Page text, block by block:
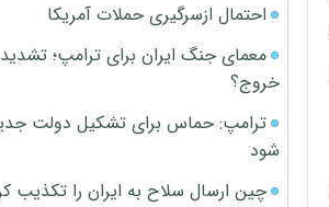
احتمال ازسرگیری حملات آمریکا
معمای جنگ ایران برای ترامپ؛ تشدید
خروج؟
ترامپ: حماس برای تشکیل دولت
شود
چین ارسال سلاح به ایران را تکذیب